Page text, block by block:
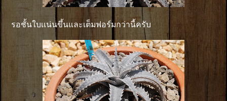
รอชั้นใบเเน่นขึ้นและเต็มฟอร์มกว่านี้ครับ